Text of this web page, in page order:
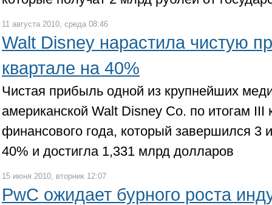
11 августа 2010, среда 08:46
Walt Disney нарастила чистую
квартале на 40%
Чистая прибыль одной из крупнейших
американской Walt Disney Co. по итогам III
финансового года, который завершился 3
40% и достигла 1,331 млрд долларов
15 июня 2010, вторник 12:07
PwC ожидает бурного роста